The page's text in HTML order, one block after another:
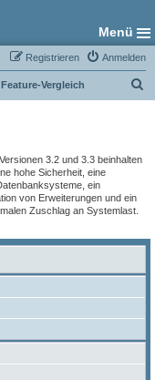
Menü
Anmelden
Registrieren
Feature-Vergleich
3.2 und 3.3 beinhalten
hohe Sicherheit, eine
ein
von Erweiterungen und ein
Zuschlag an Systemlast.